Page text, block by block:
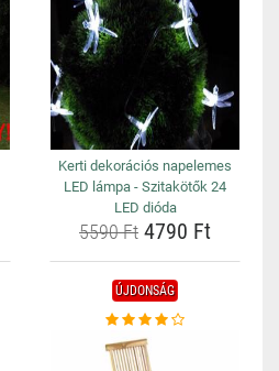
Kerti dekorációs napelemes
LED lámpa - Szitakötők 24
LED dióda
5590 Ft 4790 Ft
ÚJDONSÁG